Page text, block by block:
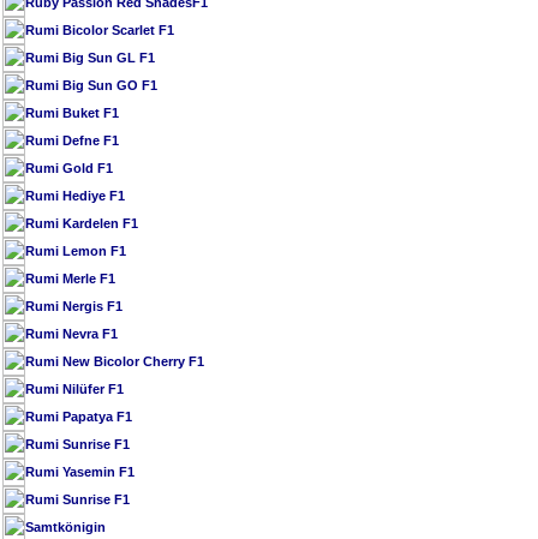
Rumi Bicolor Scarlet F1
Rumi Big Sun GL F1
Rumi Big Sun GO F1
Rumi Buket F1
Rumi Defne F1
Rumi Gold F1
Rumi Hediye F1
Rumi Kardelen F1
Rumi Lemon F1
Rumi Merle F1
Rumi Nergis F1
Rumi Nevra F1
Rumi New Bicolor Cherry F1
Rumi Nilüfer F1
Rumi Papatya F1
Rumi Sunrise F1
Rumi Yasemin F1
Rumi Sunrise F1
Samtkönigin